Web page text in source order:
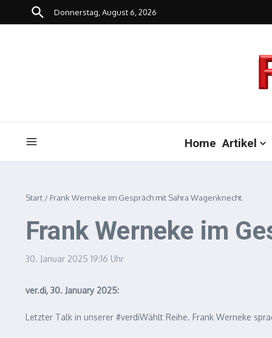
Zum Inhalt springen
Donnerstag, August 6, 2026
Home Artikel
Start / Frank Werneke im Gespräch mit Sahra Wagenknecht.
Frank Werneke im
30. Januar 2025 19:16 Uhr
ver.di, 30. January 2025:
Letzter Talk in unserer #verdiWählt Reihe. Frank Werneke